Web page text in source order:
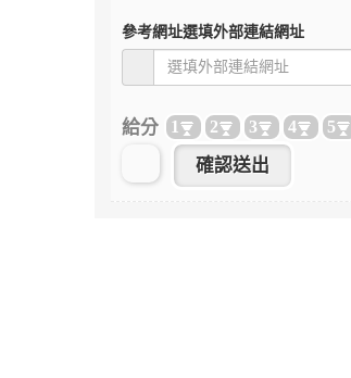
參考網址選填外部連結網址
給分 1 2 3 4 5